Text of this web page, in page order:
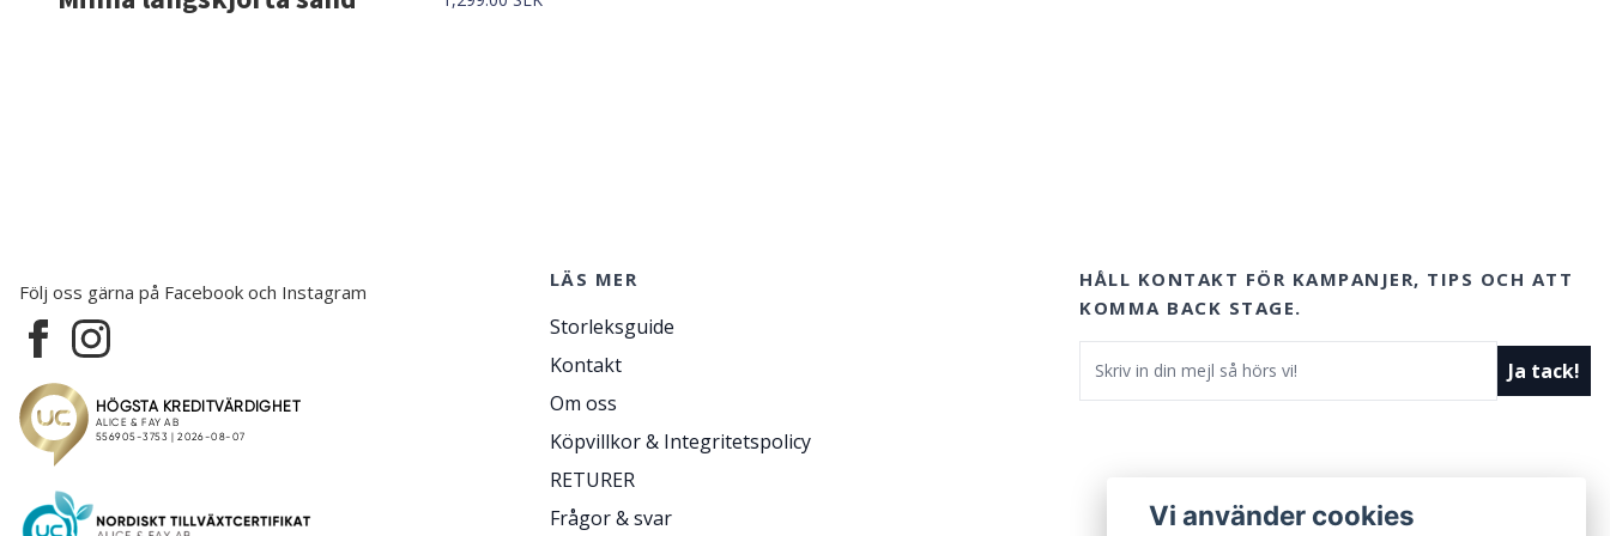
Följ oss gärna på Facebook och Instagram
LÄS MER
Storleksguide
Kontakt
Om oss
Köpvillkor & Integritetspolicy
RETURER
Frågor & svar
HÅLL KONTAKT FÖR KAMPANJER, TIPS OCH ATT
KOMMA BACK STAGE.
Ja tack!
Vi använder cookies